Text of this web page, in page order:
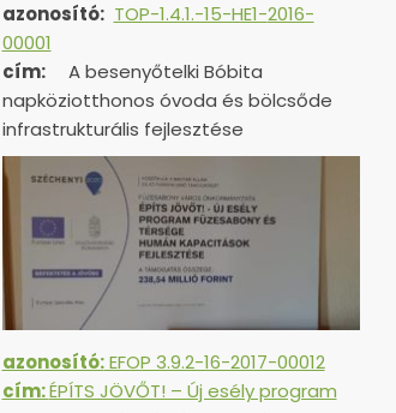
azonosító: TOP-1.4.1.-15-HE1-2016-
00001
cím:
A besenyőtelki Bóbita
napköziotthonos óvoda és bölcsőde
infrastrukturális fejlesztése
azonosító:EFOP 3.9.2-16-2017-00012
cím:ÉPÍTS JÖVŐT! – Új esély program